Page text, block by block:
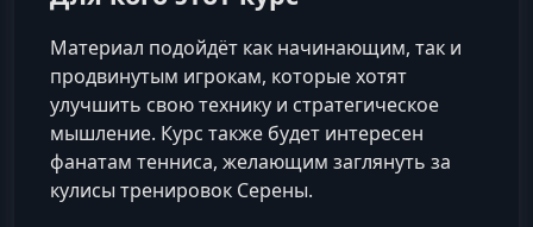
Материал подойдёт как начинающим, так и
продвинутым игрокам, которые хотят
улучшить свою технику и стратегическое
мышление. Курс также будет интересен
фанатам тенниса, желающим заглянуть за
кулисы тренировок Серены.